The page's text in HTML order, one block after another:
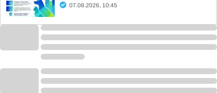
07.08.2026, 10:45